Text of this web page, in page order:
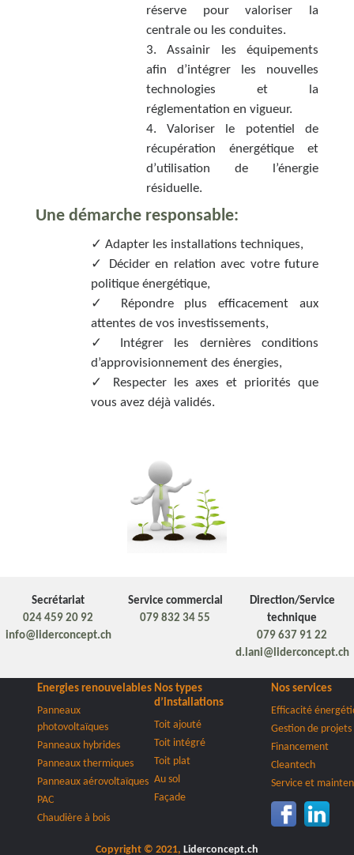
réserve pour valoriser la
centrale ou les conduites.
3. Assainir les équipements
afin d’intégrer les nouvelles
technologies et la
réglementation en vigueur.
4. Valoriser le potentiel de
récupération énergétique et
d’utilisation de l’énergie
résiduelle.
Une démarche responsable:
✓ Adapter les installations techniques,
✓ Décider en relation avec votre future
politique énergétique,
✓ Répondre plus efficacement aux
attentes de vos investissements,
✓ Intégrer les dernières conditions
d’approvisionnement des énergies,
✓ Respecter les axes et priorités que
vous avez déjà validés.
Secrétariat
024 459 20 92
info@liderconcept.ch
Service commercial
079 832 34 55
Direction/Service
technique
079 637 91 22
d.lani@liderconcept.ch
Energies renouvelables
Panneaux
photovoltaïques
Panneaux hybrides
Panneaux thermiques
Panneaux aérovoltaïques
PAC
Chaudière à bois
Nos types
d’installations
Toit ajouté
Toit intégré
Toit plat
Au sol
Façade
Nos services
Efficacité
Gestion de projets
Financement
Cleantech
Service et
Copyright © 2021, Liderconcept.ch